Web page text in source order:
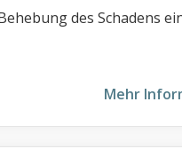
des Schadens
Mehr